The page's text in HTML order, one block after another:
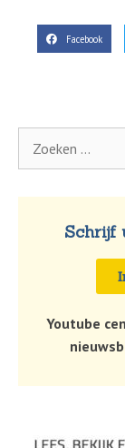
Facebook
Schrijf
Youtube